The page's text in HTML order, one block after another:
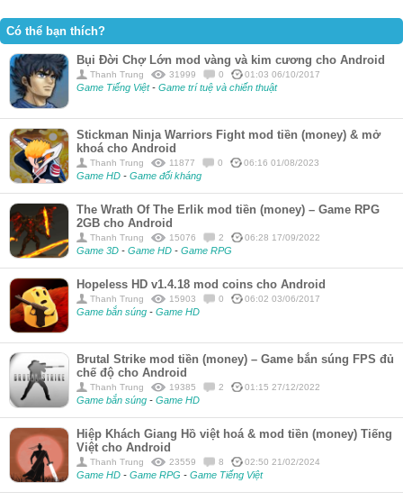
Có thể bạn thích?
Bụi Đời Chợ Lớn mod vàng và kim cương cho Android
Thanh Trung 31999 0 01:03 06/10/2017
Game Tiếng Việt- Game trí tuệ và chiến thuật
Stickman Ninja Warriors Fight mod tiền (money) & mở
khoá cho Android
Thanh Trung 11877 0 06:16 01/08/2023
Game HD - Game đối kháng
The Wrath Of The Erlik mod tiền (money) – Game RPG
2GB cho Android
Thanh Trung 15076 2 06:28 17/09/2022
Game 3D - Game HD - Game RPG
Hopeless HD v1.4.18 mod coins cho Android
Thanh Trung 15903 0 06:02 03/06/2017
Game bắn súng - Game HD
Brutal Strike mod tiền (money) – Game bắn súng FPS đủ
chế độ cho Android
Thanh Trung 19385 2 01:15 27/12/2022
Game bắn súng - Game HD
Hiệp Khách Giang Hồ việt hoá & mod tiền (money) Tiếng
Việt cho Android
Thanh Trung 23559 8 02:50 21/02/2024
Game HD - Game RPG - Game Tiếng Việt